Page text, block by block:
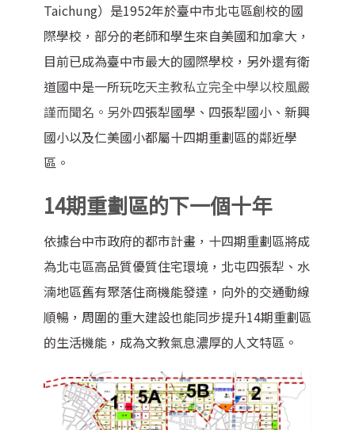
Taichung）是1952年於臺中市北屯區創校的國
際學校，部分的老師和學生來自美國和加拿大，
目前已成為臺中市最大的國際學校，另外還有衛
道國中是一所玩吃天主教私立完全中學以校風嚴
謹而聞名。另外四張犁國學、四張犁國小、新興
國小以及仁美國小都屬十四期重劃區的鄰近學
區。
14期重劃區的下一個十年
依據台中市政府的都市計畫，十四期重劃區將成
為北屯區高品質優質住宅環境，北屯四張犁、水
湳地區舊有聚落住商機能發達，向外的交通動線
順暢，周圍的重大建設也能同步提升14期重劃區
的生活機能，成為文教氣息濃厚的人文特區。